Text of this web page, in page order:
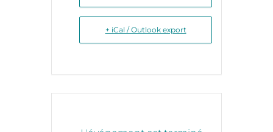
+ iCal / Outlook export